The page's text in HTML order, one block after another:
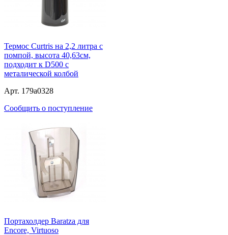
Термос Curtris на 2,2 литра с
помпой, высота 40,63см,
подходит к D500 с
металической колбой
Арт. 179a0328
Сообщить о поступление
Портахолдер Baratza для
Encore, Virtuoso